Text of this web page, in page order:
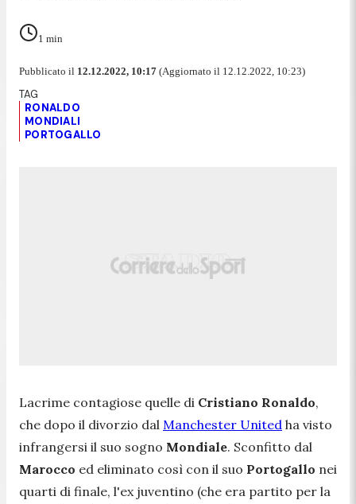
1 min
Pubblicato il 12.12.2022, 10:17 (Aggiornato il 12.12.2022, 10:23)
RONALDO
MONDIALI
PORTOGALLO
Lacrime contagiose quelle di Cristiano Ronaldo,
che dopo il divorzio dal Manchester United ha visto
infrangersi il suo sogno Mondiale. Sconfitto dal
Marocco ed eliminato così con il suo Portogallo nei
quarti di finale, l'ex juventino (che era partito per la